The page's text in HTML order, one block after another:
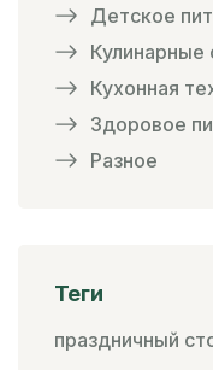
Детское
Кулинарные
Кухонная
Здоровое
Разное
Теги
праздничный